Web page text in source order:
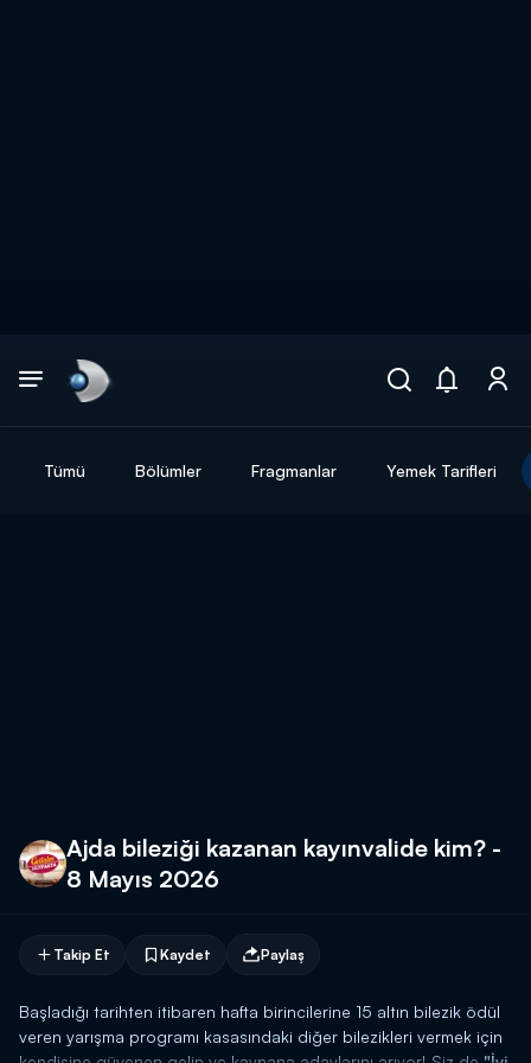
Tümü Bölümler Fragmanlar Yemek Tarifleri
Ajda bileziği kazanan kayınvalide kim? -
8 Mayıs 2026
Takip Et Kaydet Paylaş
Başladığı tarihten itibaren hafta birincilerine 15 altın bilezik ödül
veren yarışma programı kasasındaki diğer bilezikleri vermek için